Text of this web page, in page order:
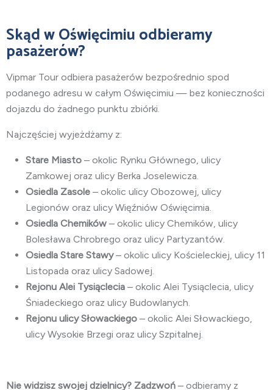
Skąd w Oświęcimiu odbieramy
pasażerów?
Vipmar Tour odbiera pasażerów bezpośrednio spod
podanego adresu w całym Oświęcimiu — bez konieczności
dojazdu do żadnego punktu zbiórki.
Najczęściej wyjeżdżamy z:
Stare Miasto – okolic Rynku Głównego, ulicy
Zamkowej oraz ulicy Berka Joselewicza.
Osiedla Zasole – okolic ulicy Obozowej, ulicy
Legionów oraz ulicy Więźniów Oświęcimia.
Osiedla Chemików – okolic ulicy Chemików, ulicy
Bolesława Chrobrego oraz ulicy Partyzantów.
Osiedla Stare Stawy– okolic ulicy Kościeleckiej, ulicy 11
Listopada oraz ulicy Sadowej.
Rejonu Alei Tysiąclecia – okolic Alei Tysiąclecia, ulicy
Śniadeckiego oraz ulicy Budowlanych.
Rejonu ulicy Słowackiego – okolic Alei Słowackiego,
ulicy Wysokie Brzegi oraz ulicy Szpitalnej.
Nie widzisz swojej dzielnicy? Zadzwoń – odbieramy z